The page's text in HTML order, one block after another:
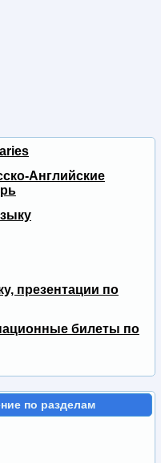
Английские
презентации по
билеты по
по разделам